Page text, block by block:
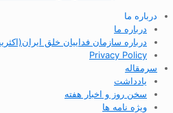
درباره ما
درباره ما
درباره سازمان فداییان خلق
Privacy Policy
سرمقاله
یادداشت
سخن روز و اخبار هفته
ویژه نامه ها